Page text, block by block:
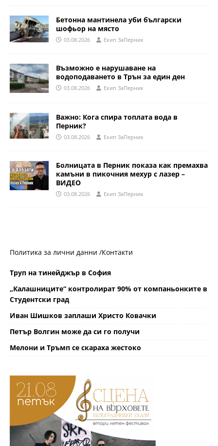
Бетонна мантинела уби български
шофьор на място
03.08.2026 Eкип ЗаПерник
Възможно е нарушаване на
водоподаването в Трън за един ден
03.08.2026 Eкип ЗаПерник
Важно: Кога спира топлата вода в
Перник?
03.08.2026 Eкип ЗаПерник
Болницата в Перник показа как премахва
камъни в пикочния мехур с лазер –
ВИДЕО
03.08.2026 Eкип ЗаПерник
Политика за лични данни /Контакти
Труп на тинейджър в София
„Калашниците“ контролират 90% от компаньонките в
Студентски град
Иван Шишков заплаши Христо Ковачки
Петър Волгин може да си го получи
Мелони и Тръмп се скараха жестоко